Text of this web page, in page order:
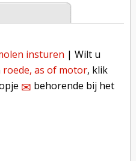
insturen | Wilt u
roede, as of motor, klik
✉︎ behorende bij het